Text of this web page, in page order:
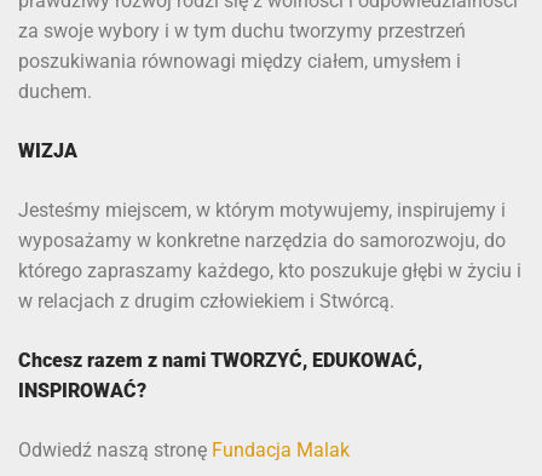
za swoje wybory i w tym duchu tworzymy przestrzeń
poszukiwania równowagi między ciałem, umysłem i
duchem.
WIZJA
Jesteśmy miejscem, w którym motywujemy, inspirujemy i
wyposażamy w konkretne narzędzia do samorozwoju, do
którego zapraszamy każdego, kto poszukuje głębi w życiu i
w relacjach z drugim człowiekiem i Stwórcą.
Chcesz razem z nami TWORZYĆ, EDUKOWAĆ,
INSPIROWAĆ?
Odwiedź naszą stronę Fundacja Malak